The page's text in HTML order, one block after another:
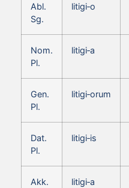
Abl.
Sg.
litigi‑o
Nom.
Pl.
litigi‑a
Gen.
Pl.
litigi‑orum
Dat.
Pl.
litigi‑is
Akk.
litigi‑a